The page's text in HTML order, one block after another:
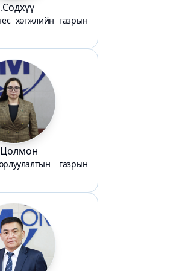
хөгжлийн газрын
газрын